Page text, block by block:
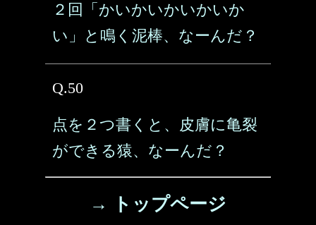
２回「かいかいかいかいか
い」と鳴く泥棒、なーんだ？
Q.50
点を２つ書くと、皮膚に亀裂
ができる猿、なーんだ？
→ トップページ